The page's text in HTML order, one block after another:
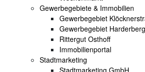
Gewerbegebiete & Immobilien
Gewerbegebiet
Gewerbegebiet Harderberg
Rittergut Osthoff
Immobilienportal
Stadtmarketing
Stadtmarketing GmbH